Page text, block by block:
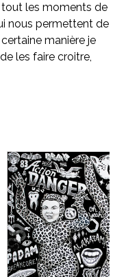
tout les moments de
nous permettent de
manière je
les faire croitre,